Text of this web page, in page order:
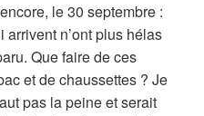
le 30 septembre :
n’ont plus hélas
Que faire de ces
et de chaussettes ? Je
pas la peine et serait